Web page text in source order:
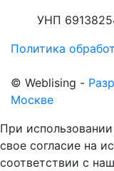
УНП
© Weblising -
Москве
Политика
При
свое согласие на
соответствии с